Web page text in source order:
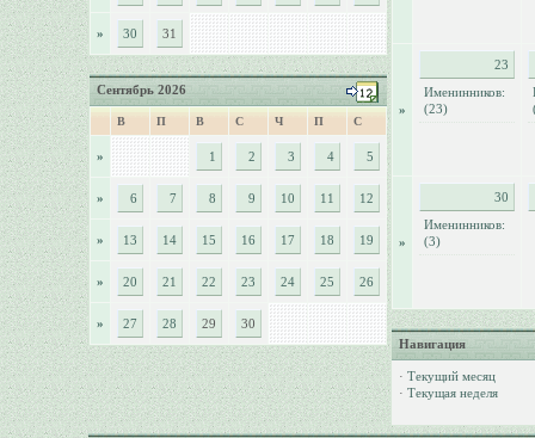
» 30 31
Сентябрь 2026
В П В С Ч П С
» 1 2 3 4 5
» 6 7 8 9 10 11 12
» 13 14 15 16 17 18 19
» 20 21 22 23 24 25 26
» 27 28 29 30
»
23
Именинников:
(23)
»
30
Именинников:
(3)
Навигация
· Текущий месяц
· Текущая неделя